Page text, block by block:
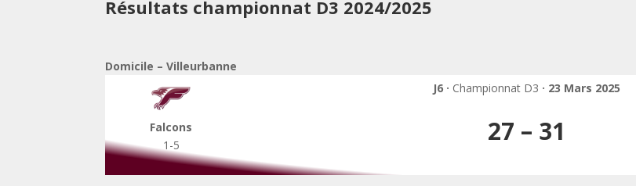
Résultats championnat D3 2024/2025
Domicile – Villeurbanne
Falcons
1-5
J6 · Championnat D3 · 23 Mars 2025
27 – 31